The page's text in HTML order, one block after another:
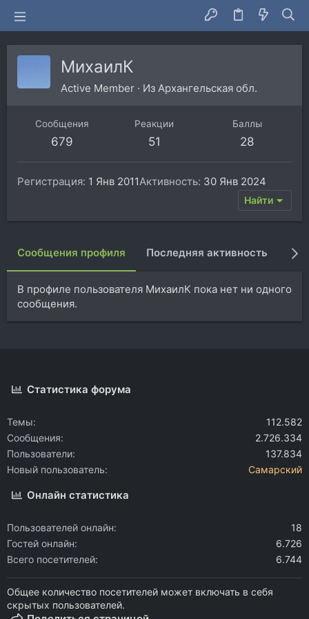
МихаилК
Active Member · Из Архангельская обл.
Сообщения
679
Реакции
51
Баллы
28
Регистрация 1 Янв 2011Активность 30 Янв 2024
Найти
Сообщения профиля Последняя активность
В профиле пользователя МихаилК пока нет ни одного
сообщения.
Статистика форума
Темы
112.582
Сообщения
2.726.334
Пользователи
137.834
Новый пользователь
Самарский
Онлайн статистика
Пользователей онлайн
18
Гостей онлайн
6.726
Всего посетителей
6.744
Общее количество посетителей может включать в себя
скрытых пользователей.